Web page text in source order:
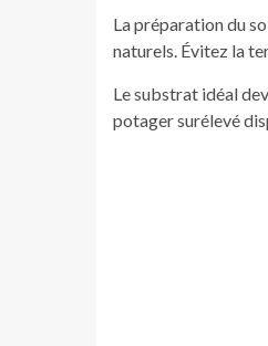
La préparation du
naturels. Évitez la
Le substrat idéal
potager surélevé